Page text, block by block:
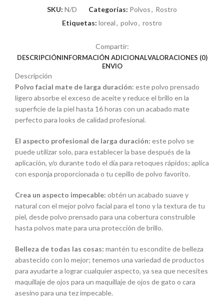
SKU: N/D Categorías: Polvos, Rostro
Etiquetas: loreal, polvo, rostro
Compartir:
DESCRIPCIÓNINFORMACIÓN ADICIONALVALORACIONES (0)
ENVIO
Descripción
Polvo facial mate de larga duración: este polvo prensado
ligero absorbe el exceso de aceite y reduce el brillo en la
superficie de la piel hasta 16 horas con un acabado mate
perfecto para looks de calidad profesional.
El aspecto profesional de larga duración: este polvo se
puede utilizar solo, para establecer la base después de la
aplicación, y/o durante todo el día para retoques rápidos; aplica
con esponja proporcionada o tu cepillo de polvo favorito.
Crea un aspecto impecable: obtén un acabado suave y
natural con el mejor polvo facial para el tono y la textura de tu
piel, desde polvo prensado para una cobertura construible
hasta polvos mate para una protección de brillo.
Belleza de todas las cosas: mantén tu escondite de belleza
abastecido con lo mejor; tenemos una variedad de productos
para ayudarte a lograr cualquier aspecto, ya sea que necesites
maquillaje de ojos para un maquillaje de ojos de gato o cara
asesino para una tez impecable.